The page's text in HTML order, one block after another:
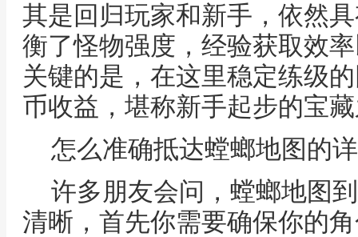
其是回归玩家和新手，依然
衡了怪物强度，经验获取效
关键的是，在这里稳定练级
币收益，堪称新手起步的宝
怎么准确抵达螳螂地图的
许多朋友会问，螳螂地图
清晰，首先你需要确保你的